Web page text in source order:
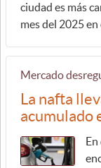
ciudad es más
mes del 2025
Mercado
La nafta
acumulado